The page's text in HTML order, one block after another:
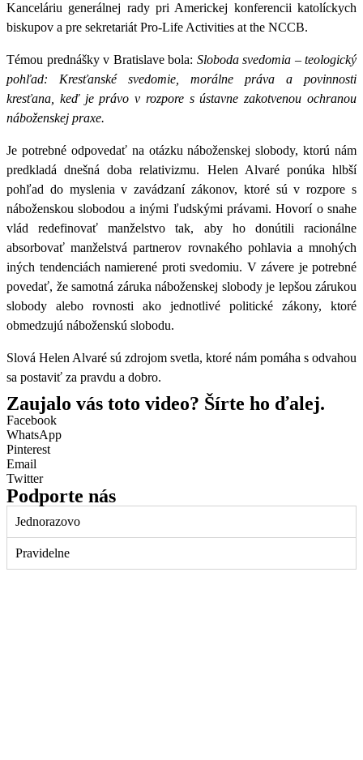
Kanceláriu generálnej rady pri Americkej konferencii katolíckych
biskupov a pre sekretariát Pro-Life Activities at the NCCB.
Témou prednášky v Bratislave bola: Sloboda svedomia – teologický
pohľad: Kresťanské svedomie, morálne práva a povinnosti
kresťana, keď je právo v rozpore s ústavne zakotvenou ochranou
náboženskej praxe.
Je potrebné odpovedať na otázku náboženskej slobody, ktorú nám
predkladá dnešná doba relativizmu. Helen Alvaré ponúka hlbší
pohľad do myslenia v zavádzaní zákonov, ktoré sú v rozpore s
náboženskou slobodou a inými ľudskými právami. Hovorí o snahe
vlád redefinovať manželstvo tak, aby ho donútili racionálne
absorbovať manželstvá partnerov rovnakého pohlavia a mnohých
iných tendenciách namierené proti svedomiu. V závere je potrebné
povedať, že samotná záruka náboženskej slobody je lepšou zárukou
slobody alebo rovnosti ako jednotlivé politické zákony, ktoré
obmedzujú náboženskú slobodu.
Slová Helen Alvaré sú zdrojom svetla, ktoré nám pomáha s odvahou
sa postaviť za pravdu a dobro.
Zaujalo vás toto video? Šírte ho ďalej.
Facebook
WhatsApp
Pinterest
Email
Twitter
Podporte nás
Jednorazovo
Pravidelne